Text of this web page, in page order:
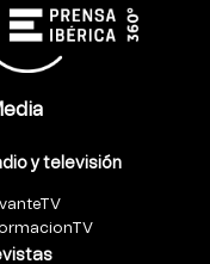
y televisión